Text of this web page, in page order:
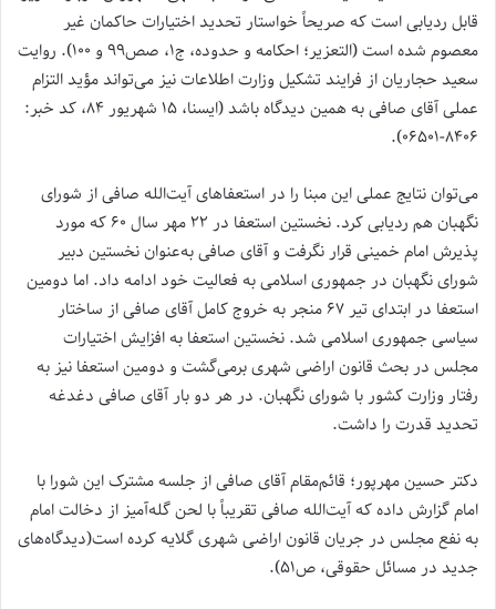
قابل ردیابی است که صریحاً خواستار تحدید اختیارات حاکمان غیر
معصوم شده است (التعزیر؛ احکامه و حدوده، ج۱، صص۹۹ و ۱۰۰). روایت
سعید حجاریان از فرایند تشکیل وزارت اطلاعات نیز می‌تواند مؤید التزام
عملی آقای صافی به همین دیدگاه باشد (ایسنا، ۱۵ شهریور ۸۴، کد خبر:
۸۴۰۶-۰۶۵۰۱).
می‌توان نتایج عملی این مبنا را در استعفاهای آیت‌الله صافی از شورای
نگهبان هم ردیابی کرد. نخستین استعفا در ۲۲ مهر سال ۶۰ که مورد
پذیرش امام خمینی قرار نگرفت و آقای صافی به‌عنوان نخستین دبیر
شورای نگهبان در جمهوری اسلامی به فعالیت خود ادامه داد. اما دومین
استعفا در ابتدای تیر ۶۷ منجر به خروج کامل آقای صافی از ساختار
سیاسی جمهوری اسلامی شد. نخستین استعفا به افزایش اختیارات
مجلس در بحث قانون اراضی شهری برمی‌گشت و دومین استعفا نیز به
رفتار وزارت کشور با شورای نگهبان. در هر دو بار آقای صافی دغدغه
تحدید قدرت را داشت.
دکتر حسین مهرپور؛ قائم‌مقام آقای صافی از جلسه مشترک این شورا با
امام گزارش داده که آیت‌الله صافی تقریباً با لحن گله‌آمیز از دخالت امام
به نفع مجلس در جریان قانون اراضی شهری گلایه کرده است(دیدگاه‌های
جدید در مسائل حقوقی، ص۵۱).